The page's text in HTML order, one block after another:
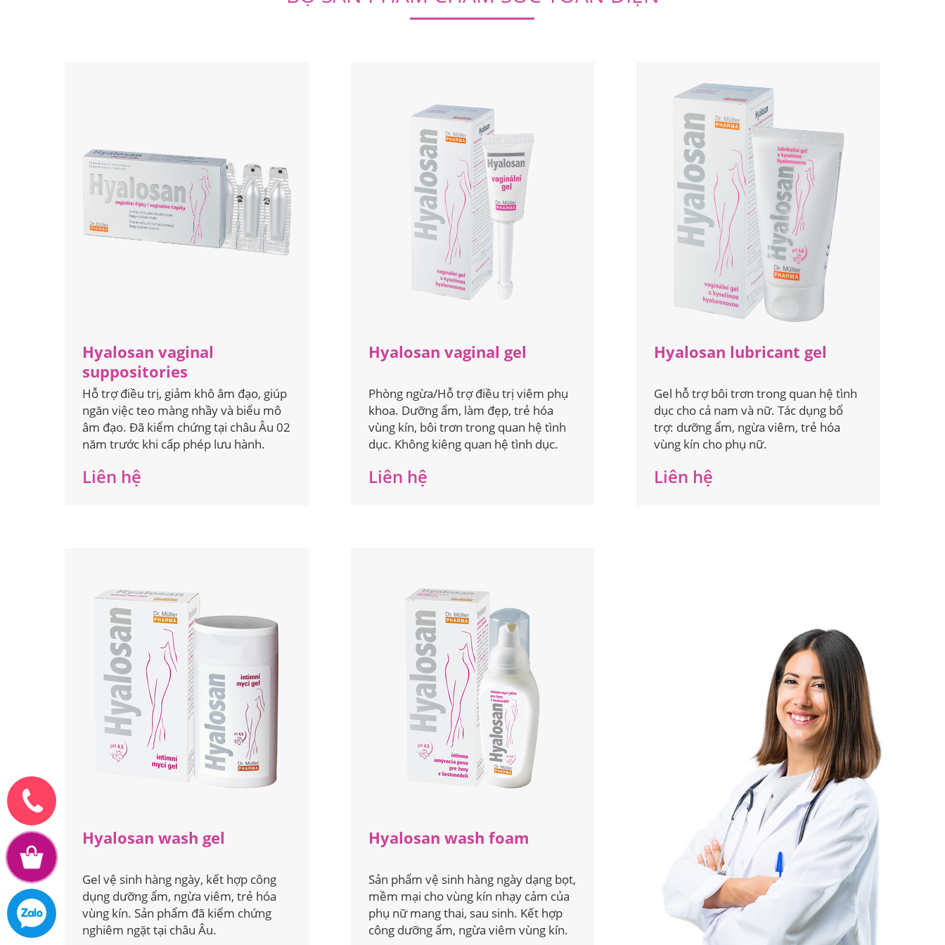
Hyalosan vaginal
suppositories
Hỗ trợ điều trị, giảm khô âm đạo, giúp
ngăn việc teo màng nhầy và biểu mô
âm đạo. Đã kiểm chứng tại châu Âu 02
năm trước khi cấp phép lưu hành.
Liên hệ
Hyalosan vaginal gel
Phòng ngừa/Hỗ trợ điều trị viêm phụ
khoa. Dưỡng ẩm, làm đẹp, trẻ hóa
vùng kín, bôi trơn trong quan hệ tình
dục. Không kiêng quan hệ tình dục.
Liên hệ
Hyalosan lubricant gel
Gel hỗ trợ bôi trơn trong quan hệ tình
dục cho cả nam và nữ. Tác dụng bổ
trợ: dưỡng ẩm, ngừa viêm, trẻ hóa
vùng kín cho phụ nữ.
Liên hệ
Hyalosan wash gel
Gel vệ sinh hàng ngày, kết hợp công
dụng dưỡng ẩm, ngừa viêm, trẻ hóa
vùng kín. Sản phẩm đã kiểm chứng
nghiêm ngặt tại châu Âu.
Hyalosan wash foam
Sản phẩm vệ sinh hàng ngày dạng bọt,
mềm mại cho vùng kín nhạy cảm của
phụ nữ mang thai, sau sinh. Kết hợp
công dưỡng ẩm, ngừa viêm vùng kín.